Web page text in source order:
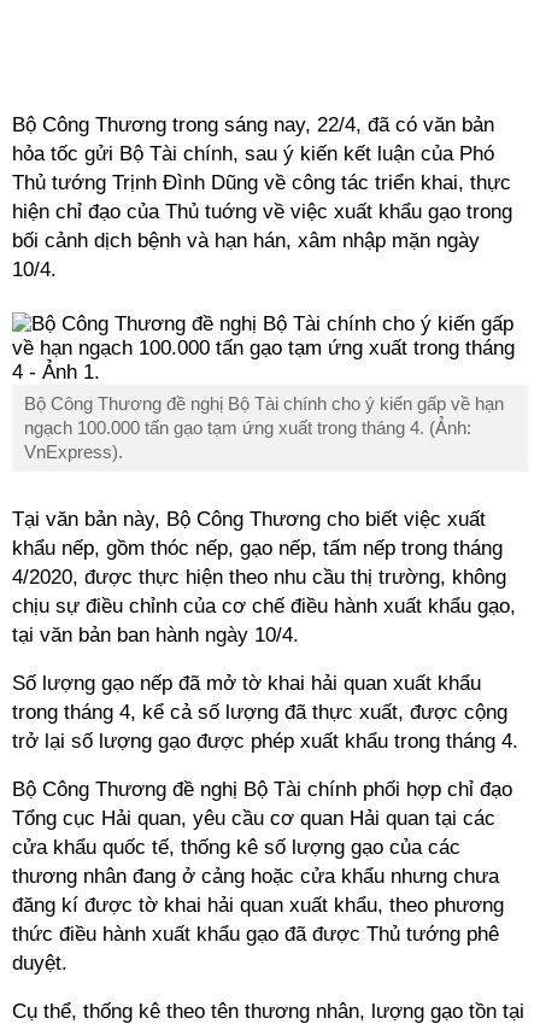
Bộ Công Thương trong sáng nay, 22/4, đã có văn bản
hỏa tốc gửi Bộ Tài chính, sau ý kiến kết luận của Phó
Thủ tướng Trịnh Đình Dũng về công tác triển khai, thực
hiện chỉ đạo của Thủ tuớng về việc xuất khẩu gạo trong
bối cảnh dịch bệnh và hạn hán, xâm nhập mặn ngày
10/4.
Bộ Công Thương đề nghị Bộ Tài chính cho ý kiến gấp về hạn
ngạch 100.000 tấn gạo tạm ứng xuất trong tháng 4. (Ảnh:
VnExpress).
Tại văn bản này, Bộ Công Thương cho biết việc xuất
khẩu nếp, gồm thóc nếp, gạo nếp, tấm nếp trong tháng
4/2020, được thực hiện theo nhu cầu thị trường, không
chịu sự điều chỉnh của cơ chế điều hành xuất khẩu gạo,
tại văn bản ban hành ngày 10/4.
Số lượng gạo nếp đã mở tờ khai hải quan xuất khẩu
trong tháng 4, kể cả số lượng đã thực xuất, được cộng
trở lại số lượng gạo được phép xuất khẩu trong tháng 4.
Bộ Công Thương đề nghị Bộ Tài chính phối hợp chỉ đạo
Tổng cục Hải quan, yêu cầu cơ quan Hải quan tại các
cửa khẩu quốc tế, thống kê số lượng gạo của các
thương nhân đang ở cảng hoặc cửa khẩu nhưng chưa
đăng kí được tờ khai hải quan xuất khẩu, theo phương
thức điều hành xuất khẩu gạo đã được Thủ tướng phê
duyệt.
Cụ thể, thống kê theo tên thương nhân, lượng gạo tồn tại